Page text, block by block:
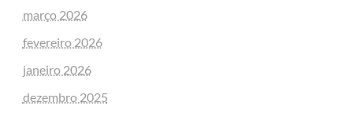
março 2026
fevereiro 2026
janeiro 2026
dezembro 2025